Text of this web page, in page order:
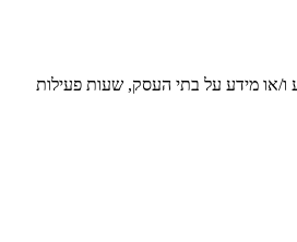
ו/או מידע על בתי העסק, שעות פעילות